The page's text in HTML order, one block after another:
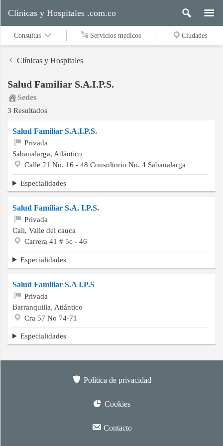
medicos
Ciudades
Buscar
Contacto
Clinicas y Hospitales .com.co
Consultas Servicios medicos Ciudades
Clínicas y Hospitales
Salud Familiar S.A.I.P.S.
Sedes
3 Resultados
Salud Familiar S.A.I.P.S.
Privada
Sabanalarga, Atlántico
Calle 21 No. 16 - 48 Consultorio No. 4 Sabanalarga
Especialidades
Salud Familiar S.A. I.P.S.
Privada
Cali, Valle del cauca
Carrera 41 # 5c - 46
Especialidades
Salud Familiar S.A I.P.S
Privada
Barranquilla, Atlántico
Cra 57 No 74-71
Especialidades
Política de privacidad
Cookies
Contacto